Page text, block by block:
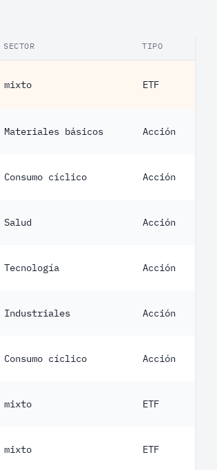
SECTOR TIPO
mixto ETF
Materiales básicos Acción
Consumo cíclico Acción
Salud Acción
Tecnología Acción
Industriales Acción
Consumo cíclico Acción
mixto ETF
mixto ETF